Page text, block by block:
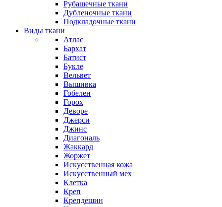
Рубашечные ткани
Дубленочные ткани
Подкладочные ткани
Виды ткани
Атлас
Бархат
Батист
Букле
Вельвет
Вышивка
Гобелен
Горох
Деворе
Джерси
Джинс
Диагональ
Жаккард
Жоржет
Искусственная кожа
Искусственный мех
Клетка
Креп
Крепдешин